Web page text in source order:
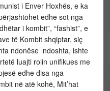
i Enver Hoxhës, e ka
edhe sot nga
i kombit”, “fashist”, e
të Kombit shqiptar, siç
ndonëse ndoshta, ishte
luajti rolin unifikues me
edhe disa nga
në atë kohë, Mit’hat